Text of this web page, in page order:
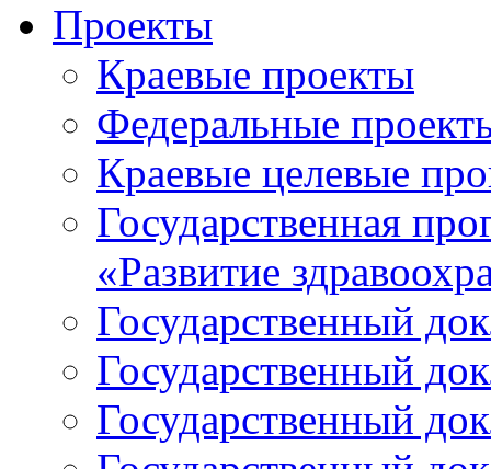
Проекты
Краевые проекты
Федеральные
Краевые целевые
Государственная
«Развитие
Государственный
Государственный
Государственный